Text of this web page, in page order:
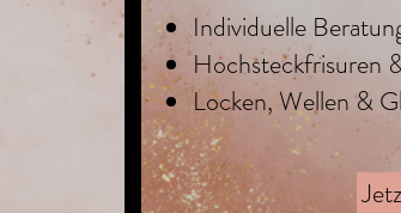
Individuelle
Hochsteckfrisuren
Locken, Wellen &